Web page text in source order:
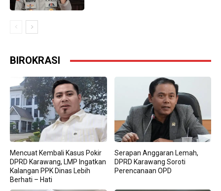
BIROKRASI
Mencuat Kembali Kasus Pokir
DPRD Karawang, LMP Ingatkan
Kalangan PPK Dinas Lebih
Berhati – Hati
Serapan Anggaran Lemah,
DPRD Karawang Soroti
Perencanaan OPD